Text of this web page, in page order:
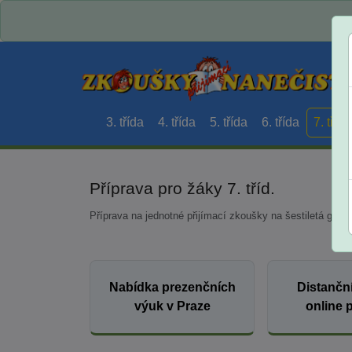
3. třída 4. třída 5. třída 6. třída 7. třída
Příprava pro žáky 7. tříd.
Příprava na jednotné přijímací zkoušky na šestiletá
Nabídka prezenčních
výuk v Praze
online